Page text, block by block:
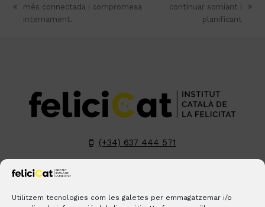
Utilitzem tecnologies com les galetes per emmagatzemar i/o
més connectada i compromesa
internament.
continuar somiant i
planificant
(+34) 637 444 571
hola@felicicat.cat
LinkedInYouTube